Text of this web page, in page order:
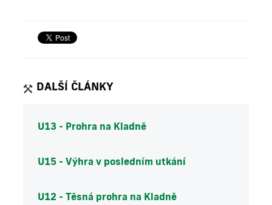
DALŠÍ ČLÁNKY
U13 - Prohra na Kladně
U15 - Výhra v posledním utkání
U12 - Těsná prohra na Kladně